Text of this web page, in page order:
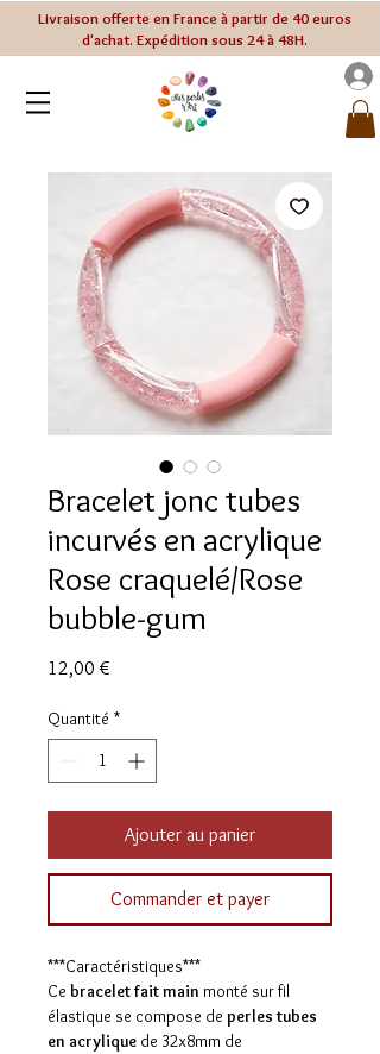
Livraison offerte en France à partir de 40 euros
d'achat. Expédition sous 24 à 48H.
Bracelet jonc tubes
incurvés en acrylique
Rose craquelé/Rose
bubble-gum
12,00 €
Quantité *
Ajouter au panier
Commander et payer
***Caractéristiques***
Ce bracelet fait main monté sur fil
élastique se compose de perles tubes
en acrylique de 32x8mm de